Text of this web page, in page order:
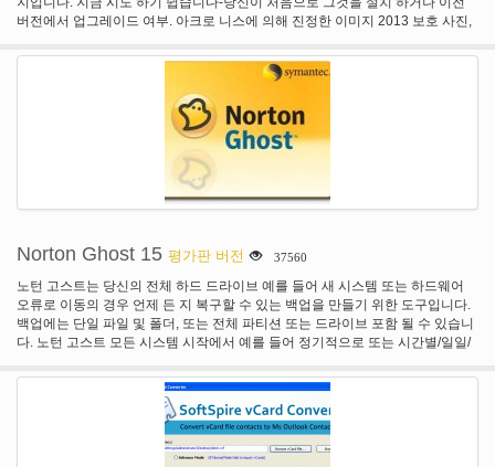
버전에서 업그레이드 여부. 아크로 니스에 의해 진정한 이미지 2013 보호 사진,
치에 귀하의 콘텐츠를 저장 하 고 당신의 장치에 동기화. 사실 이미지 2013은 안
Norton Ghost 15 평가판 버전 37560
노턴 고스트는 당신의 전체 하드 드라이브 예를 들어 새 시스템 또는 하드웨어
오류로 이동의 경우 언제 든 지 복구할 수 있는 백업을 만들기 위한 도구입니다.
백업에는 단일 파일 및 폴더, 또는 전체 파티션 또는 드라이브 포함 될 수 있습니
다. 노턴 고스트 모든 시스템 시작에서 예를 들어 정기적으로 또는 시간별/일일/
드라이브 디스크 (CD/DVD 또는 블루 레이) 외에, 노턴 고스트 또한 Iomega Zip,
Jaz, NAS, FTP, 네트워크 드라이브 및 다른 로컬 및 원격 저장소를 지원합니다.
암호화, 압축, Google 데스크톱 검색 및 원격 관리의 통합은 강력 하 고 안전한
백업 소프트웨어 노턴 고스트를 만들 추가 기능.